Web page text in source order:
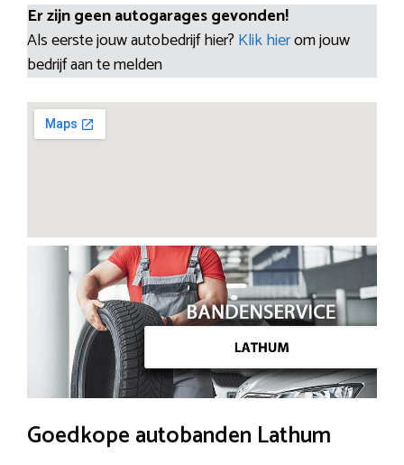
Er zijn geen autogarages gevonden!
Als eerste jouw autobedrijf hier? Klik hierom jouw
bedrijf aan te melden
Goedkope autobanden Lathum